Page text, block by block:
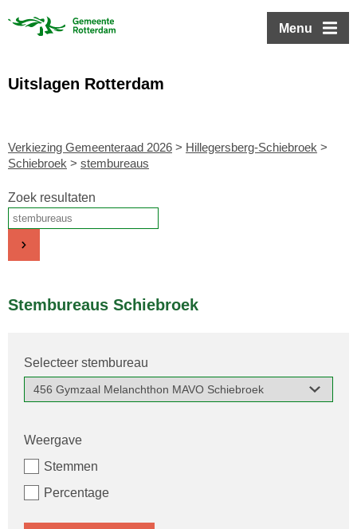
Menu
Uitslagen Rotterdam
Verkiezing Gemeenteraad 2026 > Hillegersberg-Schiebroek >
Schiebroek > stembureaus
Zoek resultaten
Stembureaus Schiebroek
Selecteer stembureau
Weergave
Stemmen
Percentage